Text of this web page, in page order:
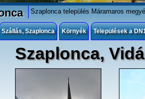
Szaplonca település Máramaros
Szállás, Szaplonca Környék Települések a
Szaplonca,